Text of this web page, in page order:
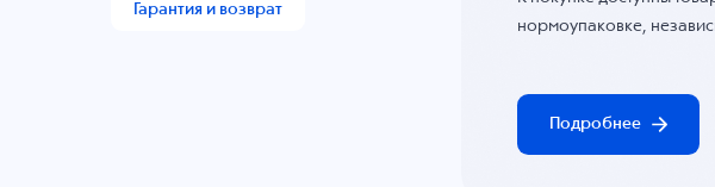
Гарантия и возврат
нормоупаковке,
Подробнее